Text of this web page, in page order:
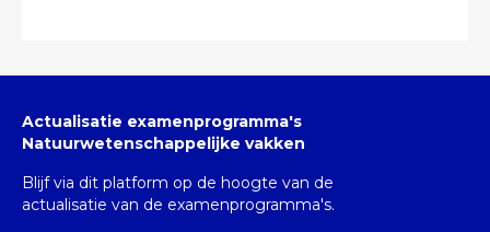
Actualisatie examenprogramma's
Natuurwetenschappelijke vakken
Blijf via dit platform op de hoogte van de
actualisatie van de examenprogramma's.